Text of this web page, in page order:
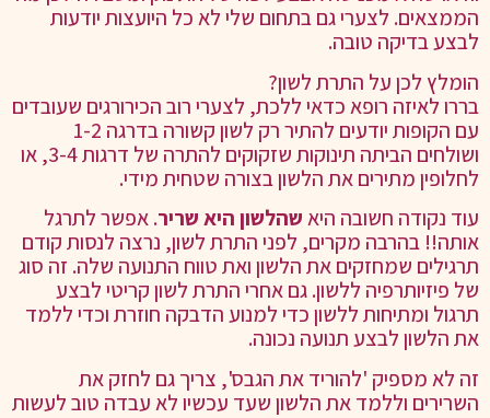
הממצאים. לצערי גם בתחום שלי לא כל היועצות יודעות
לבצע בדיקה טובה.
הומלץ לכן על התרת לשון?
בררו לאיזה רופא כדאי ללכת, לצערי רוב הכירורגים שעובדים
עם הקופות יודעים להתיר רק לשון קשורה בדרגה 1-2
ושולחים הביתה תינוקות שזקוקים להתרה של דרגות 3-4, או
לחלופין מתירים את הלשון בצורה שטחית מידי.
עוד נקודה חשובה היאשהלשון היא שריר. אפשר לתרגל
אותה!! בהרבה מקרים, לפני התרת לשון, נרצה לנסות קודם
תרגילים שמחזקים את הלשון ואת טווח התנועה שלה. זה סוג
של פיזיותרפיה ללשון. גם אחרי התרת לשון קריטי לבצע
תרגול ומתיחות ללשון כדי למנוע הדבקה חוזרת וכדי ללמד
את הלשון לבצע תנועה נכונה.
זה לא מספיק 'להוריד את הגבס', צריך גם לחזק את
השרירים וללמד את הלשון שעד עכשיו לא עבדה טוב לעשות